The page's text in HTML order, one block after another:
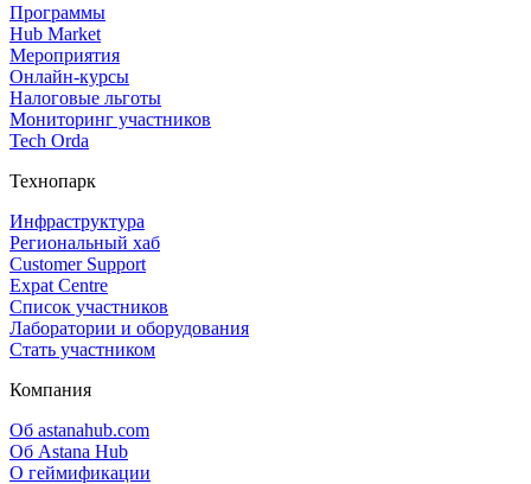
Программы
Hub Market
Мероприятия
Онлайн‑курсы
Налоговые льготы
Мониторинг участников
Tech Orda
Технопарк
Инфраструктура
Региональный хаб
Customer Support
Expat Centre
Список участников
Лаборатории и оборудования
Стать участником
Компания
Об astanahub.com
Об Astana Hub
О геймификации